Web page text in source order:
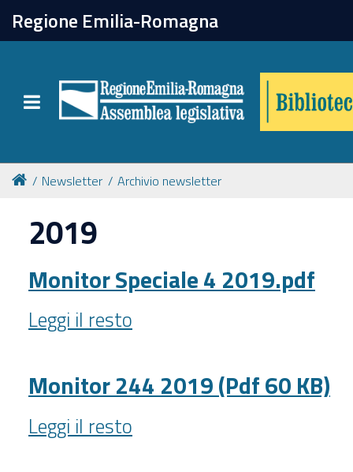
Regione Emilia-Romagna
Toggle navigation
chiudi
Catalogo online
Collezioni
Per approfondire
Appuntamenti
Prenotazione spazi
Newsletter Archivio newsletter
2019
Monitor Speciale 4 2019.pdf
Monitor
Speciale
2019.pdf
-
Leggi il resto
Monitor 244 2019 (Pdf 60 KB)
Monitor
244
Leggi il resto